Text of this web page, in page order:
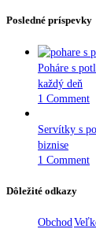
Posledné príspevky
Poháre s
každý deň
1 Comment
Servítky s
biznise
1 Comment
Dôležité odkazy
Obchod